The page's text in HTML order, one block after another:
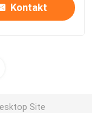
Kontakt
Site